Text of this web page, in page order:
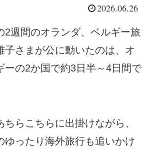
2026.06.26
2週間のオランダ、ベルギー旅
子さまが公に動いたのは、オ
ーの2か国で約3日半～4日間で
ちらこちらに出掛けながら、
ゆったり海外旅行も追いかけ